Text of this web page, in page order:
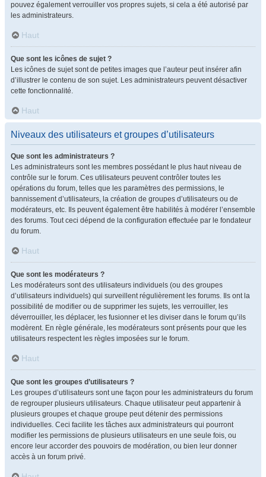
pouvez également verrouiller vos propres sujets, si cela a été autorisé par
les administrateurs.
Haut
Que sont les icônes de sujet ?
Les icônes de sujet sont de petites images que l’auteur peut insérer afin
d’illustrer le contenu de son sujet. Les administrateurs peuvent désactiver
cette fonctionnalité.
Haut
Niveaux des utilisateurs et groupes d’utilisateurs
Que sont les administrateurs ?
Les administrateurs sont les membres possédant le plus haut niveau de
contrôle sur le forum. Ces utilisateurs peuvent contrôler toutes les
opérations du forum, telles que les paramètres des permissions, le
bannissement d’utilisateurs, la création de groupes d’utilisateurs ou de
modérateurs, etc. Ils peuvent également être habilités à modérer l’ensemble
des forums. Tout ceci dépend de la configuration effectuée par le fondateur
du forum.
Haut
Que sont les modérateurs ?
Les modérateurs sont des utilisateurs individuels (ou des groupes
d’utilisateurs individuels) qui surveillent régulièrement les forums. Ils ont la
possibilité de modifier ou de supprimer les sujets, les verrouiller, les
déverrouiller, les déplacer, les fusionner et les diviser dans le forum qu’ils
modèrent. En règle générale, les modérateurs sont présents pour que les
utilisateurs respectent les règles imposées sur le forum.
Haut
Que sont les groupes d’utilisateurs ?
Les groupes d’utilisateurs sont une façon pour les administrateurs du forum
de regrouper plusieurs utilisateurs. Chaque utilisateur peut appartenir à
plusieurs groupes et chaque groupe peut détenir des permissions
individuelles. Ceci facilite les tâches aux administrateurs qui pourront
modifier les permissions de plusieurs utilisateurs en une seule fois, ou
encore leur accorder des pouvoirs de modération, ou bien leur donner
accès à un forum privé.